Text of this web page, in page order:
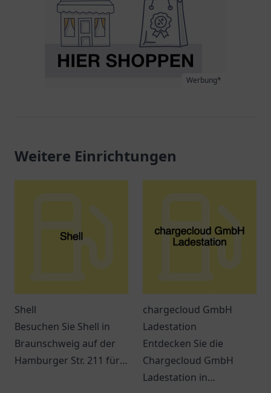
Werbung*
Weitere Einrichtungen
Shell
Besuchen Sie Shell in
Braunschweig auf der
Hamburger Str. 211 für
chargecloud GmbH
Ladestation
Entdecken Sie die
Chargecloud GmbH
Ladestation in